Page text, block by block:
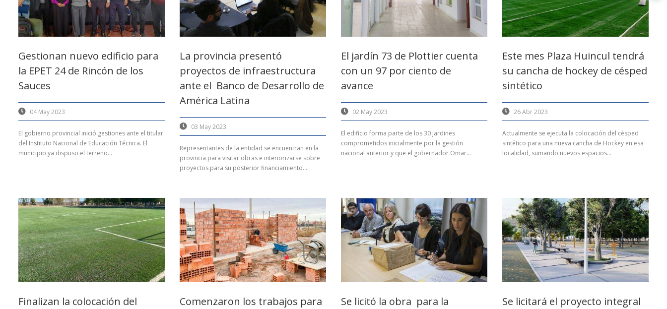
Gestionan nuevo edificio para
la EPET 24 de Rincón de los
Sauces
04 May 2023
El gobierno provincial inició gestiones ante el titular
del Instituto Nacional de Educación Técnica. El
municipio ya dispuso el terreno...
La provincia presentó
proyectos de infraestructura
ante el Banco de Desarrollo de
América Latina
03 May 2023
Representantes de la entidad se encuentran en la
provincia para visitar obras e interiorizarse sobre
proyectos para su posterior financiamiento....
El jardín 73 de Plottier cuenta
con un 97 por ciento de
avance
02 May 2023
El edificio forma parte de los 30 jardines
comprometidos inicialmente por la gestión
nacional anterior y que el gobernador Omar...
Este mes Plaza Huincul tendrá
su cancha de hockey de césped
sintético
26 Abr 2023
Actualmente se ejecuta la colocación del césped
sintético para una nueva cancha de Hockey en esa
localidad, sumando nuevos espacios...
Finalizan la colocación del
Comenzaron los trabajos para
Se licitó la obra para la
Se licitará el proyecto integral